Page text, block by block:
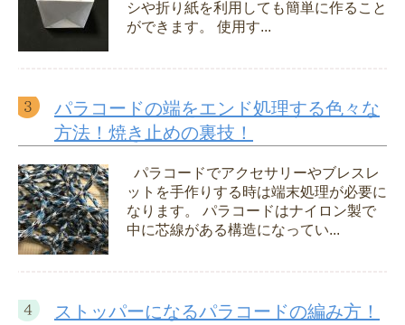
シや折り紙を利用しても簡単に作ること
ができます。 使用す...
パラコードの端をエンド処理する色々な
方法！焼き止めの裏技！
パラコードでアクセサリーやブレスレ
ットを手作りする時は端末処理が必要に
なります。 パラコードはナイロン製で
中に芯線がある構造になってい...
ストッパーになるパラコードの編み方！